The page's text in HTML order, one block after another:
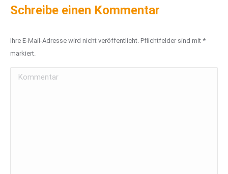
Schreibe einen Kommentar
Ihre E-Mail-Adresse wird nicht veröffentlicht. Pflichtfelder sind mit *
markiert.
Kommentar